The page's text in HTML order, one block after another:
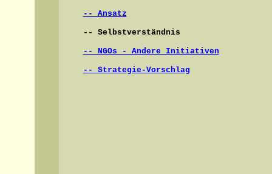
-- Ansatz
-- Selbstverständnis
-- NGOs - Andere Initiativen
-- Strategie-Vorschlag